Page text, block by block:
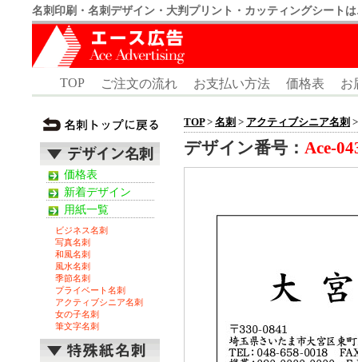
名刺印刷・名刺デザイン・大判プリント・カッティングシート
TOP ご注文の流れ お支払い方法 価格表 お
価格表
新着デザイン
用紙一覧
ビジネス名刺
写真名刺
和風名刺
風水名刺
季節名刺
プライベート名刺
アクティブシニア名刺
女の子名刺
筆文字名刺
TOP> 名刺 > アクティブシニア名刺
デザイン番号： Ace-